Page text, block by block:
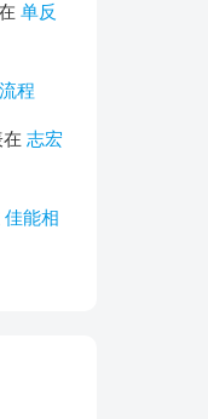
单反
程
志宏
佳能相